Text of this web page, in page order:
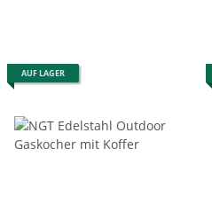
AUF LAGER